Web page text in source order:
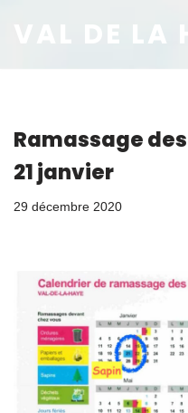
VAL DE LA
Ramassage
21 janvier
29 décembre 2020